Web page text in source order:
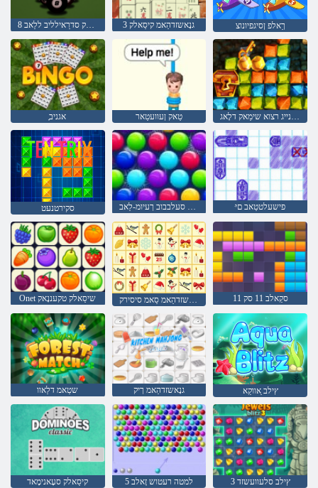
קיסַאלק סדרַאילליב ללַאב 8 3 גנָאשזדהַאמ קיסַאלק ךַאלפ ןסיגפיונוצ
ָאגניב טַאק ןעוועטַאר ףַא נייג רצוא שימַאק דלָאג
סקירטנעט ןַאשידַא סַאמסק סעלבבוב ךעיומ-לַאב ּפישעלטטַאב םי
Onet שיסַאלק טקעננָאק גנָאשזדהַאמ סַאמ סיסירק סקַאלב 11 סק 11
שטַאמ דלַאוו גנָאשזדהַאמ ךיק ץילב ַאווקַא
קיסַאלק סעָאנימָאד 5 למטה רעטוש זָאלב 3 ץילב סלעוועשזד